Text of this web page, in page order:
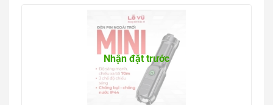
Nhận đặt trước